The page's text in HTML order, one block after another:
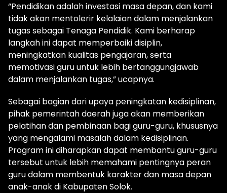
“Pendidikan adalah investasi masa depan, dan kami
tidak akan mentolerir kelalaian dalam menjalankan
tugas sebagai Tenaga Pendidik. Kami berharap
langkah ini dapat memperbaiki disiplin,
meningkatkan kualitas pengajaran, serta
memotivasi guru untuk lebih bertanggungjawab
dalam menjalankan tugas,” ucapnya.
Sebagai bagian dari upaya peningkatan kedisiplinan,
pihak pemerintah daerah juga akan memberikan
pelatihan dan pembinaan bagi guru-guru, khususnya
yang mengalami masalah dalam kedisiplinan.
Program ini diharapkan dapat membantu guru-guru
tersebut untuk lebih memahami pentingnya peran
guru dalam membentuk karakter dan masa depan
anak-anak di Kabupaten Solok.